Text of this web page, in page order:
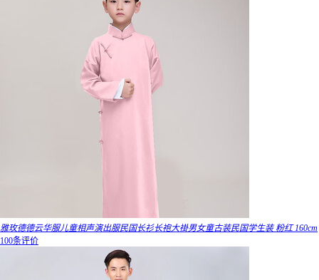
雅玫德德云华服儿童相声演出服民国长衫长袍大褂男女童古装民国学生装 粉红 160cm
100条评价